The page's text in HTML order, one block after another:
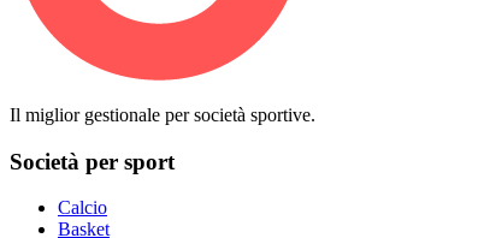
Il miglior gestionale per società sportive.
Società per sport
Calcio
Basket